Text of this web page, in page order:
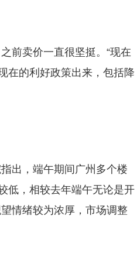
前卖价一直很坚挺。“现在
在的利好政策出来，包括降
出，端午期间广州多个楼
低，相较去年端午无论是开
情绪较为浓厚，市场调整